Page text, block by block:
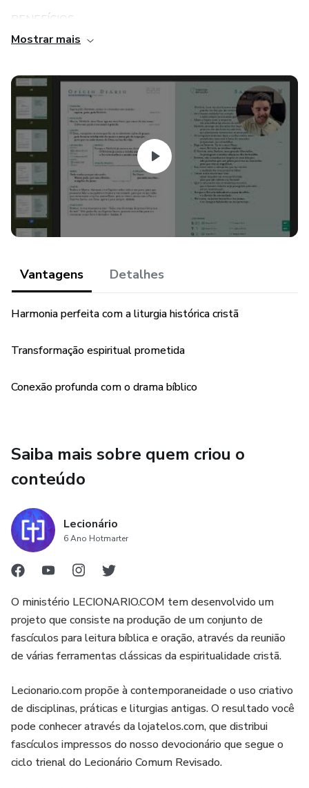
BENEFÍCIOS
Transformação espiritual prometida
Conexão profunda com o drama bíblico
NOSSA VISÃO
Conduzir você através de uma jornada orante que expande
sua identificação com Cristo, mergulhando no drama
sagrado das escrituras.
O Fascículo I abrange o trimestre até 4/3/2025
Mostrar mais
Vantagens Detalhes
Harmonia perfeita com a liturgia histórica cristã
Transformação espiritual prometida
Conexão profunda com o drama bíblico
Saiba mais sobre quem criou o
conteúdo
Lecionário
6 Ano Hotmarter
O ministério LECIONARIO.COM tem desenvolvido um
projeto que consiste na produção de um conjunto de
fascículos para leitura bíblica e oração, através da reunião
de várias ferramentas clássicas da espiritualidade cristã.
Lecionario.com propõe à contemporaneidade o uso criativo
de disciplinas, práticas e liturgias antigas. O resultado você
pode conhecer através da lojatelos.com, que distribui
fascículos impressos do nosso devocionário que segue o
ciclo trienal do Lecionário Comum Revisado.